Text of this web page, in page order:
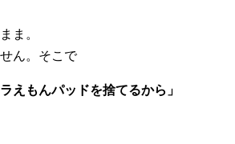
ま。
ん。そこで
えもんパッドを捨てるから」